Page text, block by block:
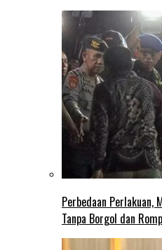
Perbedaan Perlakuan,
Tanpa Borgol dan